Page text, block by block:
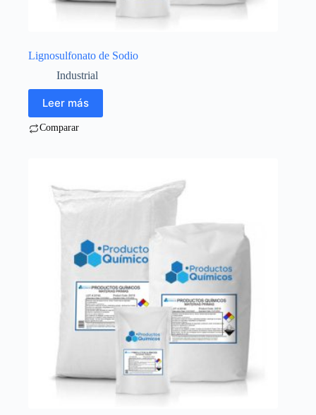
Lignosulfonato de Sodio
Industrial
Leer más
Comparar